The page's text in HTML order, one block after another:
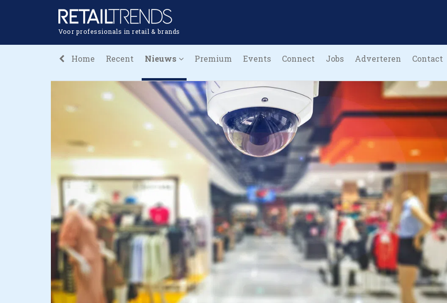
Voor professionals in retail & brands
Home Recent Nieuws Premium Events Connect Jobs Adverteren Contact